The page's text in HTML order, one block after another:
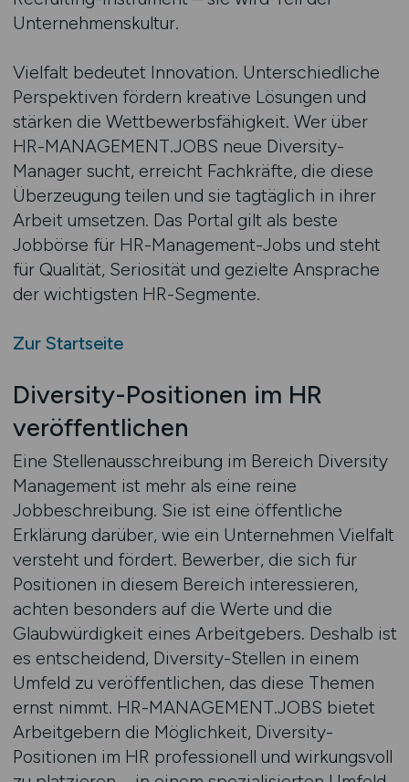
Unternehmenskultur.
Vielfalt bedeutet Innovation. Unterschiedliche
Perspektiven fördern kreative Lösungen und
stärken die Wettbewerbsfähigkeit. Wer über
HR-MANAGEMENT.JOBS neue Diversity-
Manager sucht, erreicht Fachkräfte, die diese
Überzeugung teilen und sie tagtäglich in ihrer
Arbeit umsetzen. Das Portal gilt als beste
Jobbörse für HR-Management-Jobs und steht
für Qualität, Seriosität und gezielte Ansprache
der wichtigsten HR-Segmente.
Zur Startseite
Diversity-Positionen im HR
veröffentlichen
Eine Stellenausschreibung im Bereich Diversity
Management ist mehr als eine reine
Jobbeschreibung. Sie ist eine öffentliche
Erklärung darüber, wie ein Unternehmen Vielfalt
versteht und fördert. Bewerber, die sich für
Positionen in diesem Bereich interessieren,
achten besonders auf die Werte und die
Glaubwürdigkeit eines Arbeitgebers. Deshalb ist
es entscheidend, Diversity-Stellen in einem
Umfeld zu veröffentlichen, das diese Themen
ernst nimmt. HR-MANAGEMENT.JOBS bietet
Arbeitgebern die Möglichkeit, Diversity-
Positionen im HR professionell und wirkungsvoll